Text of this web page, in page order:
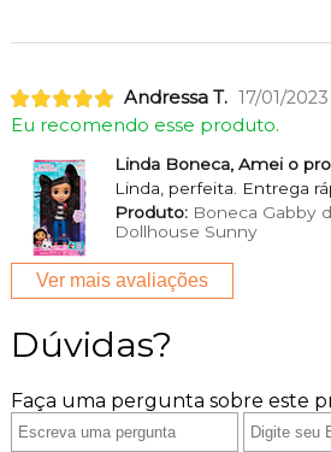
Andressa T. 17/01/2023
Eu recomendo esse produto.
Linda Boneca, Amei o
Linda, perfeita. Entrega
Produto:Boneca Gabby
Dollhouse Sunny
Ver mais avaliações
Dúvidas?
Faça uma pergunta sobre este